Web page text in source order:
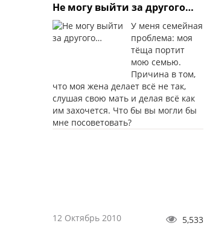
Не могу выйти за другого…
У меня семейная
проблема: моя
тёща портит
мою семью.
Причина в том,
что моя жена делает всё не так,
слушая свою мать и делая всё как
им захочется. Что бы вы могли бы
мне посоветовать?
12 Октябрь 2010 5,533